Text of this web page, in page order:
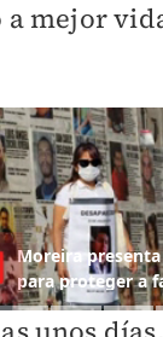
a mejor